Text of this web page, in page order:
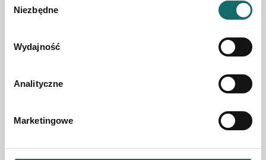
zgody
Niezbędne
Wydajność
Analityczne
Marketingowe
4 pokoje z ogródkiem przy metrze. 3 kw. 2026
Bemowo | ul. Szeligowska | 99.09 m²